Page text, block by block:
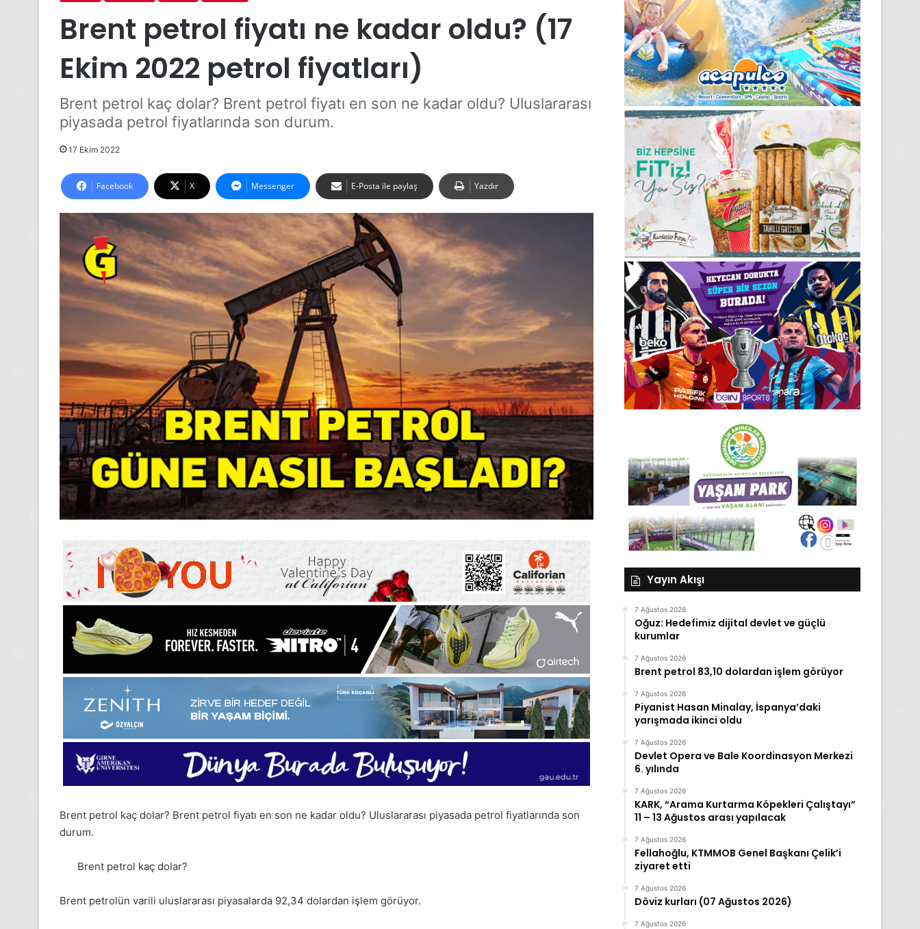
Brent petrol fiyatı ne kadar oldu? (17
Ekim 2022 petrol fiyatları)
Brent petrol kaç dolar? Brent petrol fiyatı en son ne kadar oldu? Uluslararası
piyasada petrol fiyatlarında son durum.
17 Ekim 2022
Facebook X Messenger E-Posta ile paylaş Yazdır
Brent petrol kaç dolar? Brent petrol fiyatı en son ne kadar oldu? Uluslararası piyasada petrol fiyatlarında son
durum.
Brent petrol kaç dolar?
Brent petrolün varili uluslararası piyasalarda 92,34 dolardan işlem görüyor.
Yayın Akışı
7 Ağustos 2026
Oğuz: Hedefimiz dijital devlet ve güçlü
kurumlar
7 Ağustos 2026
Brent petrol 83,10 dolardan işlem görüyor
7 Ağustos 2026
Piyanist Hasan Minalay, İspanya’daki
yarışmada ikinci oldu
7 Ağustos 2026
Devlet Opera ve Bale Koordinasyon Merkezi
6. yılında
7 Ağustos 2026
KARK, “Arama Kurtarma Köpekleri Çalıştayı”
11 – 13 Ağustos arası yapılacak
7 Ağustos 2026
Fellahoğlu, KTMMOB Genel Başkanı Çelik’i
ziyaret etti
7 Ağustos 2026
Döviz kurları (07 Ağustos 2026)
7 Ağustos 2026